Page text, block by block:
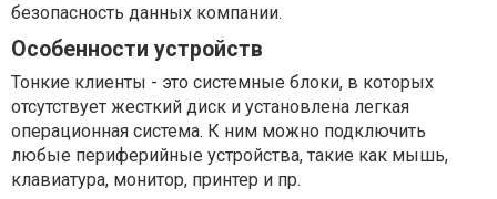
безопасность данных компании.
Особенности устройств
Тонкие клиенты - это системные блоки, в которых
отсутствует жесткий диск и установлена легкая
операционная система. К ним можно подключить
любые периферийные устройства, такие как мышь,
клавиатура, монитор, принтер и пр.